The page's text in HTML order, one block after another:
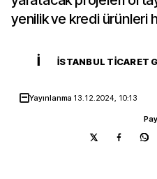
yenilik ve kredi ürünleri
İ İSTANBUL TICARET
Yayınlanma 13.12.2024, 10:13